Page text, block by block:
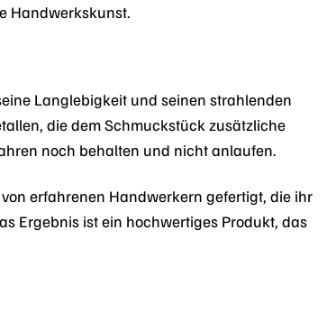
Handwerkskunst.
Langlebigkeit und seinen strahlenden
die dem Schmuckstück zusätzliche
noch behalten und nicht anlaufen.
erfahrenen Handwerkern gefertigt, die ihr
Ergebnis ist ein hochwertiges Produkt, das